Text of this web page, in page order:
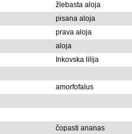
žlebasta aloja
pisana aloja
prava aloja
aloja
Inkovska lilija
amorfofalus
čopasti ananas